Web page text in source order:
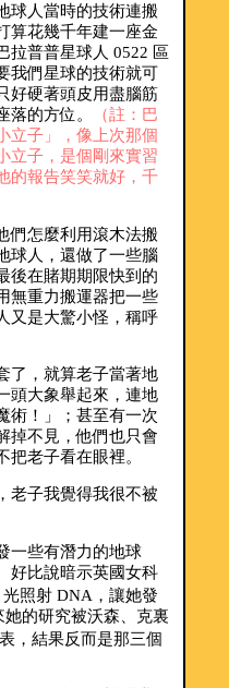
球人當時的技術連搬
算花幾千年建一座金
拉普普星球人 0522 區
我們星球的技術就可
好硬著頭皮用盡腦筋
的方位。
（註：巴
立子」，像上次那個
立子，是個剛來實習
的報告笑笑就好，千
們怎麼利用滾木法搬
球人，還做了一些腦
後在賭期期限快到的
無重力搬運器把一些
又是大驚小怪，稱呼
了，就算老子當著地
頭大象舉起來，連地
術！」；甚至有一次
掉不見，他們也只會
把老子看在眼裡。
老子我覺得我很不被
一些有潛力的地球
好比說暗示英國女科
照射 DNA，讓她發
的研究被沃森、克裏
，結果反而是那三個